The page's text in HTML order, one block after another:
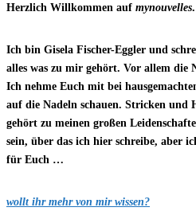
Herzlich Willkommen auf mynouvelles.
Ich bin Gisela Fischer-Eggler und
alles was zu mir gehört. Vor allem die
Ich nehme Euch mit bei
auf die Nadeln schauen. Stricken
gehört zu meinen großen
sein, über das ich hier schreibe, aber
für Euch …
wollt ihr mehr von mir wissen?